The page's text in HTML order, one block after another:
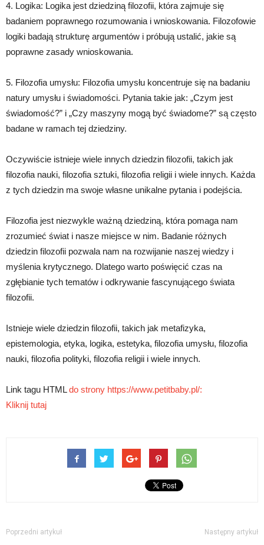
4. Logika: Logika jest dziedziną filozofii, która zajmuje się
badaniem poprawnego rozumowania i wnioskowania. Filozofowie
logiki badają strukturę argumentów i próbują ustalić, jakie są
poprawne zasady wnioskowania.
5. Filozofia umysłu: Filozofia umysłu koncentruje się na badaniu
natury umysłu i świadomości. Pytania takie jak: „Czym jest
świadomość?” i „Czy maszyny mogą być świadome?” są często
badane w ramach tej dziedziny.
Oczywiście istnieje wiele innych dziedzin filozofii, takich jak
filozofia nauki, filozofia sztuki, filozofia religii i wiele innych. Każda
z tych dziedzin ma swoje własne unikalne pytania i podejścia.
Filozofia jest niezwykle ważną dziedziną, która pomaga nam
zrozumieć świat i nasze miejsce w nim. Badanie różnych
dziedzin filozofii pozwala nam na rozwijanie naszej wiedzy i
myślenia krytycznego. Dlatego warto poświęcić czas na
zgłębianie tych tematów i odkrywanie fascynującego świata
filozofii.
Istnieje wiele dziedzin filozofii, takich jak metafizyka,
epistemologia, etyka, logika, estetyka, filozofia umysłu, filozofia
nauki, filozofia polityki, filozofia religii i wiele innych.
Link tagu HTMLdo strony https://www.petitbaby.pl/:
Kliknij tutaj
Poprzedni artykuł Następny artykuł